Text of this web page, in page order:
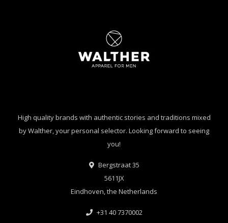
High quality brands with authentic stories and traditions mixed
by Walther, your personal selector. Looking forward to seeing
you!
Bergstraat 35
5611JX
Eindhoven, the Netherlands
+31 40 7370002